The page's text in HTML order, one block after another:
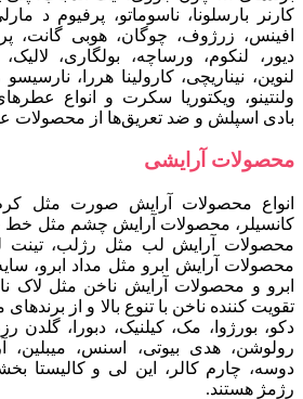
کارنر بارسلونا، ناسوماتو، پرفیوم د
افینس، زرژوف، چوگان، هوبی گانت،
دیور، لنکوم، ورساچه، بولگاری،
لنوین، نیناریچی، کارولینا هررا، نارسیسو
ولنتینو، ویکتوریا سکرت و انواع
بادی اسپلش و ضد تعریق‌ها از محصولات
محصولات آرایشی
انواع محصولات آرایش صورت مثل کرم
کانسیلر، محصولات آرایش چشم مثل
محصولات آرایش لب مثل رژلب، تینت
محصولات آرایش ابرو مثل مداد ابرو،
ابرو و محصولات آرایش ناخن مثل لاک
تقویت کننده ناخن با تنوع بالا و از
دکو، بورژوا، مک، کیلنیک، دبورا، گلدن
رولوشن، هدی بیوتی، اسنس، میبلین،
دوسه، چارم کالر، این لی و کالیستا
رژمژ هستند.